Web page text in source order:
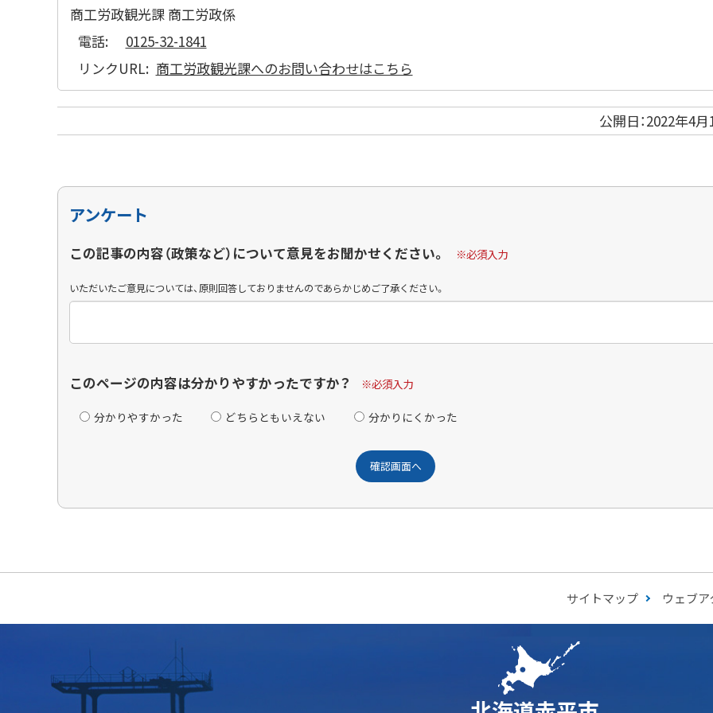
商工労政観光課 商工労政係
電話:
0125-32-1841
リンクURL: 商工労政観光課へのお問い合わせはこちら
公開日：2022年4
アンケート
この記事の内容（政策など）について意見をお聞かせください。 ※必須入力
いただいたご意見については、原則回答しておりませんのであらかじめご了承ください。
このページの内容は分かりやすかったですか？ ※必須入力
分かりやすかった どちらともいえない 分かりにくかった
サイトマップ ウェブ